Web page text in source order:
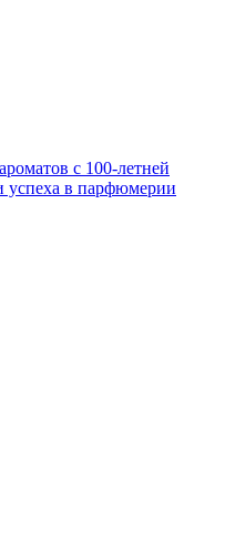
с 100-летней
успеха в парфюмерии